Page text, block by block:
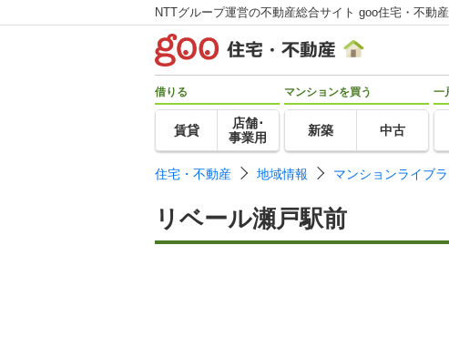
NTTグループ運営の不動産総合サイト goo住宅・不動産
借りる
賃貸
店舗･
事業用
マンションを買う
新築 中古
一
住宅・不動産 地域情報 マンションライブ
リベール瀬戸駅前